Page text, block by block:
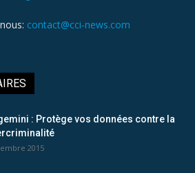
contact@cci-news.com
: Protège vos données contre la
2015